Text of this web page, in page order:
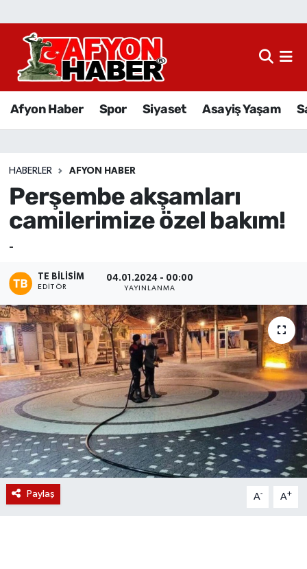
Afyon Haber Spor Siyaset Asayiş Yaşam
HABERLER AFYON HABER
Perşembe akşamları
camilerimize özel bakım!
-
TE BILISIM
EDITÖR
04.01.2024 - 00:00
YAYINLANMA
Paylaş A- A+
Afyon Haber
Sağlık
Eğitim
Magazin
Etkinlikler